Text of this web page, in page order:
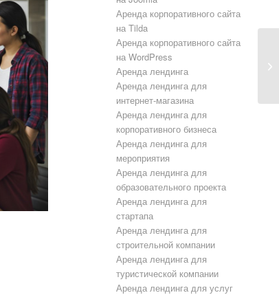
Аренда корпоративного сайта
на Tilda
Аренда корпоративного сайта
на WordPress
Аренда лендинга
Аренда лендинга для
интернет-магазина
Аренда лендинга для
корпоративного бизнеса
Аренда лендинга для
мероприятия
Аренда лендинга для
образовательного проекта
Аренда лендинга для
стартапа
Аренда лендинга для
строительной компании
Аренда лендинга для
туристической компании
Аренда лендинга для услуг